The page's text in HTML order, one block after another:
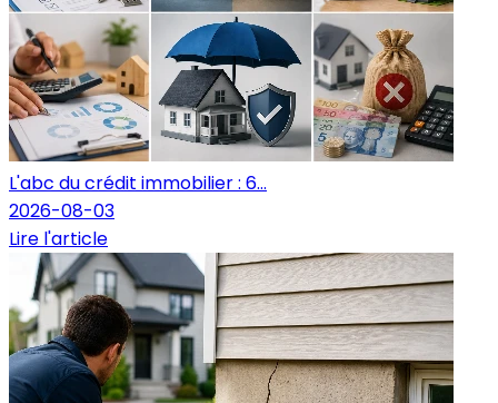
L'abc du crédit immobilier : 6...
2026-08-03
Lire l'article